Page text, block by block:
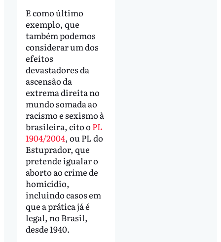
E como último
exemplo, que
também podemos
considerar um dos
efeitos
devastadores da
ascensão da
extrema direita no
mundo somada ao
racismo e sexismo à
brasileira, cito o PL
1904/2004, ou PL do
Estuprador, que
pretende igualar o
aborto ao crime de
homicídio,
incluindo casos em
que a prática já é
legal, no Brasil,
desde 1940.